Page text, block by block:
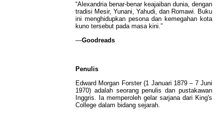
“Alexandria benar-benar keajaiban dunia, dengan
tradisi Mesir, Yunani, Yahudi, dan Romawi. Buku
ini menghidupkan pesona dan kemegahan kota
kuno tersebut pada masa kini.”
―Goodreads
Penulis
Edward Morgan Forster (1 Januari 1879 – 7 Juni
1970) adalah seorang penulis dan pustakawan
Inggris. Ia memperoleh gelar sarjana dari King's
College dalam bidang sejarah.